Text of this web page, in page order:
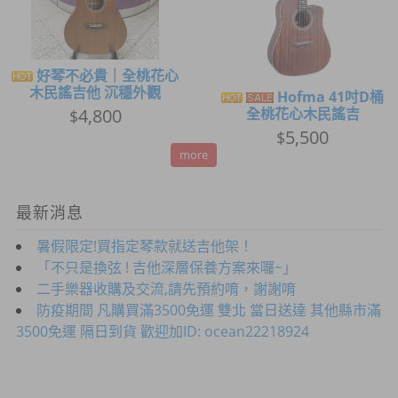
好琴不必貴｜全桃花心
木民謠吉他 沉穩外觀
$4,800
Hofma 41吋D桶
全桃花心木民謠吉
$5,500
more
最新消息
暑假限定!買指定琴款就送吉他架！
「不只是換弦 ! 吉他深層保養方案來囉~」
二手樂器收購及交流,請先預約唷，謝謝唷
防疫期間 凡購買滿3500免運 雙北 當日送達 其他縣市滿
3500免運 隔日到貨 歡迎加ID: ocean22218924